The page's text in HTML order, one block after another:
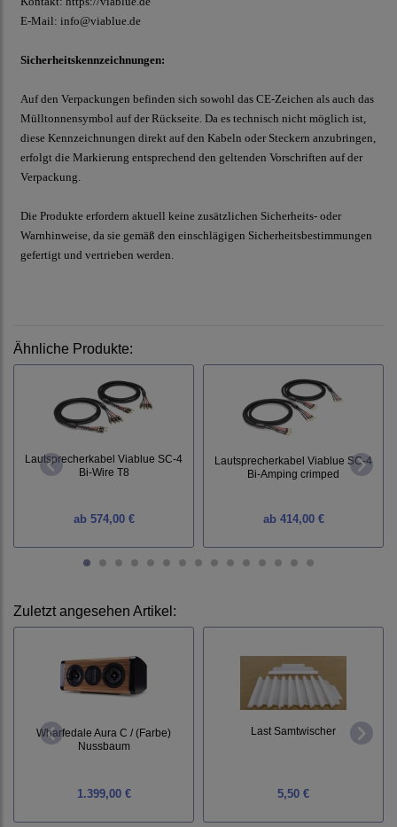
E-Mail: info@viablue.de
Sicherheitskennzeichnungen:
Auf den Verpackungen befinden sich sowohl das CE-Zeichen als auch das
Mülltonnensymbol auf der Rückseite. Da es technisch nicht möglich ist,
diese Kennzeichnungen direkt auf den Kabeln oder Steckern anzubringen,
erfolgt die Markierung entsprechend den geltenden Vorschriften auf der
Verpackung.
Die Produkte erfordern aktuell keine zusätzlichen Sicherheits- oder
Warnhinweise, da sie gemäß den einschlägigen Sicherheitsbestimmungen
gefertigt und vertrieben werden.
Ähnliche Produkte:
Lautsprecherkabel Viablue SC-4
Bi-Wire T8
ab574,00 €
Lautsprecherkabel Viablue SC-4
Bi-Amping crimped
ab414,00 €
Zuletzt angesehen Artikel:
Wharfedale Aura C / (Farbe)
Nussbaum
1.399,00 €
Last Samtwischer
5,50 €